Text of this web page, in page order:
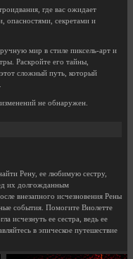
где вас ожидает
опасностями, секретами и
мир в стиле пиксель-арт и
Раскройте его тайны,
сложный путь, который
не обнаружен.
Рену, ее любимую сестру,
их долгожданным
внезапного исчезновения Рены
события. Помогите Виолетте
исчезнуть ее сестра, ведь ее
в эпическое путешествие